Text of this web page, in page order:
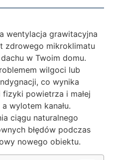
wentylacja grawitacyjna
zdrowego mikroklimatu
w Twoim domu.
wilgoci lub
co wynika
powietrza i małej
wylotem kanału.
ciągu naturalnego
błędów podczas
nowego obiektu.